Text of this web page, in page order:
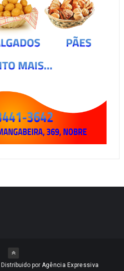
| Distribuido por Agência Expressiva